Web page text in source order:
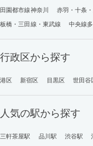
田園都市線神奈川
赤羽・十条
板橋・三田線・東武線
中央線
行政区から探す
港区 新宿区 目黒区 世田谷
人気の駅から探す
三軒茶屋駅 品川駅 渋谷駅